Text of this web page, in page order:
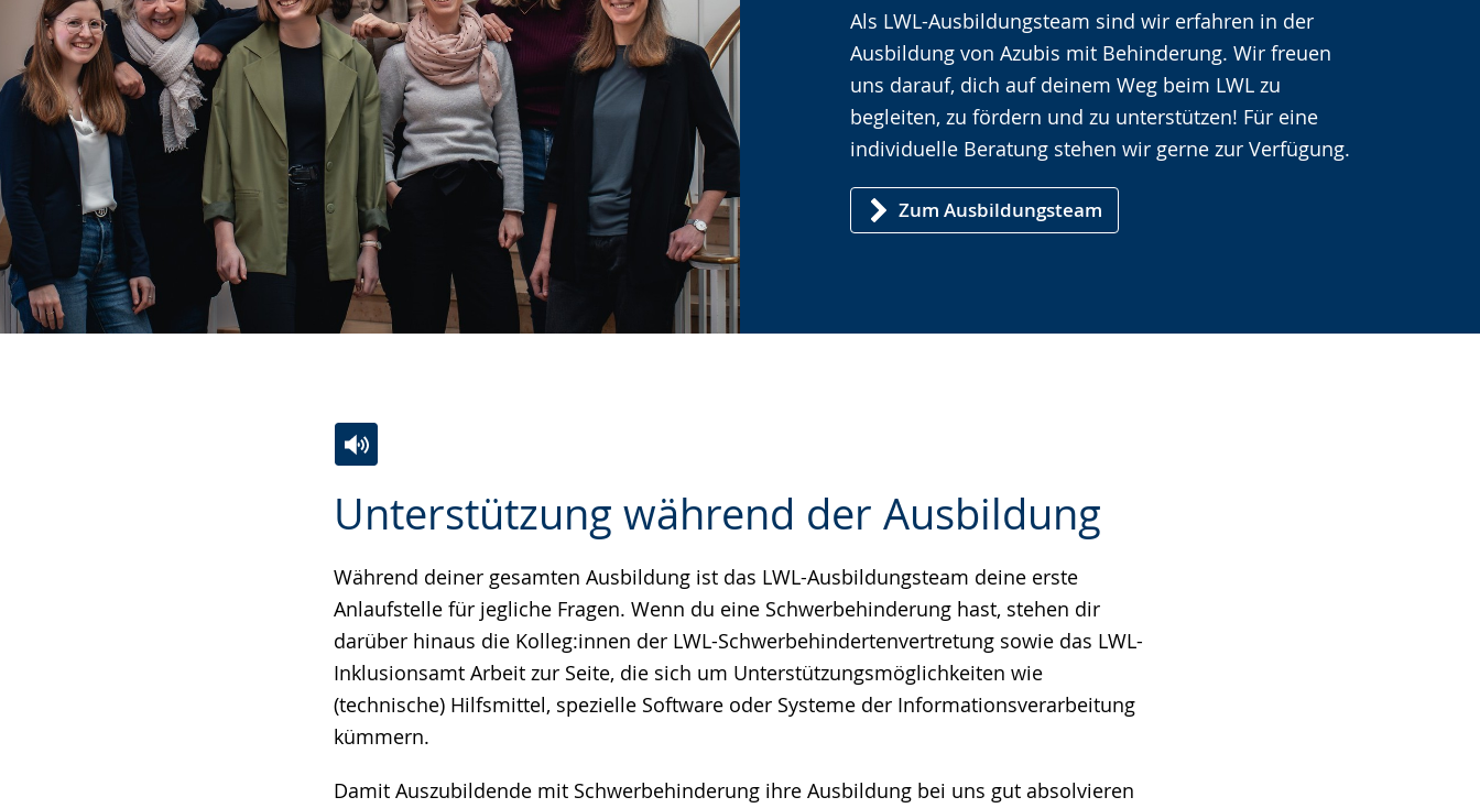
Als LWL-Ausbildungsteam sind wir erfahren in der
Ausbildung von Azubis mit Behinderung. Wir freuen
uns darauf, dich auf deinem Weg beim LWL zu
begleiten, zu fördern und zu unterstützen! Für eine
individuelle Beratung stehen wir gerne zur Verfügung.
Zum Ausbildungsteam
Gebärdensprache
wird
angezeigt.
Unterstützung während der Ausbildung
Während deiner gesamten Ausbildung ist das LWL-Ausbildungsteam deine erste
Anlaufstelle für jegliche Fragen. Wenn du eine Schwerbehinderung hast, stehen dir
darüber hinaus die Kolleg:innen der LWL-Schwerbehindertenvertretung sowie das LWL-
Inklusionsamt Arbeit zur Seite, die sich um Unterstützungsmöglichkeiten wie
(technische) Hilfsmittel, spezielle Software oder Systeme der Informationsverarbeitung
kümmern.
Damit Auszubildende mit Schwerbehinderung ihre Ausbildung bei uns gut absolvieren
Leichten
wechseln.
Audio-
Video
Deutscher
Gebärdensprache
wird
angezeigt.